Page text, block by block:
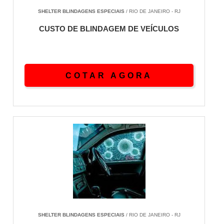
SHELTER BLINDAGENS ESPECIAIS/ RIO DE JANEIRO - RJ
CUSTO DE BLINDAGEM DE VEÍCULOS
COTAR AGORA
SHELTER BLINDAGENS ESPECIAIS/ RIO DE JANEIRO - RJ